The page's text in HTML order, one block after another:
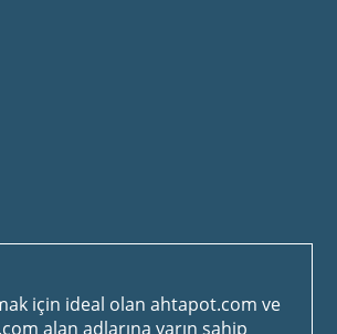
için ideal olan ahtapot.com ve
alan adlarına yarın sahip